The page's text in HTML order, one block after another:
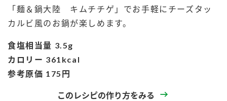
「麺＆鍋大陸 キムチチゲ」でお手軽にチーズタッ
カルビ風のお鍋が楽しめます。
食塩相当量 3.5g
カロリー 361kcal
参考原価 175円
このレシピの作り方をみる